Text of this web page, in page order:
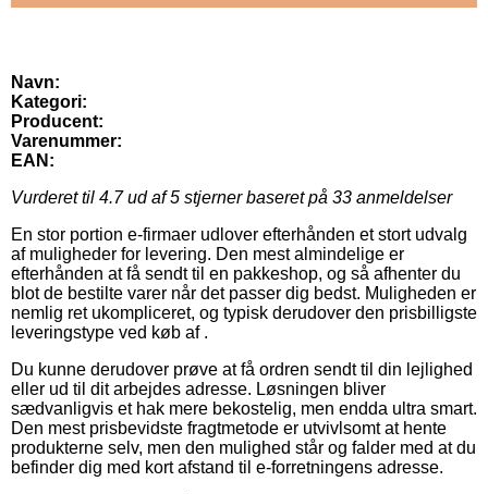
Navn:
Kategori:
Producent:
Varenummer:
EAN:
Vurderet til 4.7ud af 5 stjerner baseret på 33 anmeldelser
En stor portion e-firmaer udlover efterhånden et stort udvalg
af muligheder for levering. Den mest almindelige er
efterhånden at få sendt til en pakkeshop, og så afhenter du
blot de bestilte varer når det passer dig bedst. Muligheden er
nemlig ret ukompliceret, og typisk derudover den prisbilligste
leveringstype ved køb af .
Du kunne derudover prøve at få ordren sendt til din lejlighed
eller ud til dit arbejdes adresse. Løsningen bliver
sædvanligvis et hak mere bekostelig, men endda ultra smart.
Den mest prisbevidste fragtmetode er utvivlsomt at hente
produkterne selv, men den mulighed står og falder med at du
befinder dig med kort afstand til e-forretningens adresse.